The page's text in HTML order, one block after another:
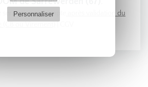
Personnaliser
prise en compte
après validation du
ou Virement)